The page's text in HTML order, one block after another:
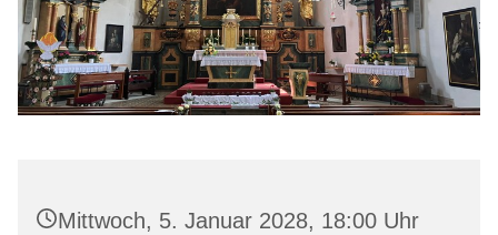
Mittwoch, 5. Januar 2028, 18:00 Uhr